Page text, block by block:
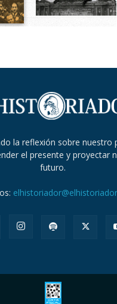
la reflexión sobre nuestro
el presente y proyectar
futuro.